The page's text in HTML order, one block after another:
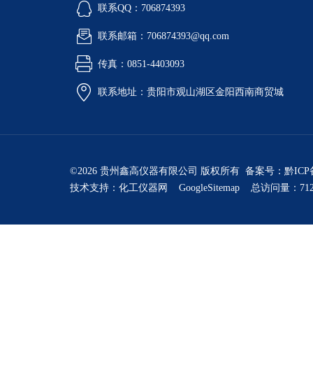
联系QQ：706874393
联系邮箱：706874393@qq.com
传真：0851-4403093
联系地址：贵阳市观山湖区金阳西南商贸城
©2026 贵州鑫高仪器有限公司 版权所有 备案号： 黔ICP
技术支持： 化工仪器网 GoogleSitemap 总访问量：